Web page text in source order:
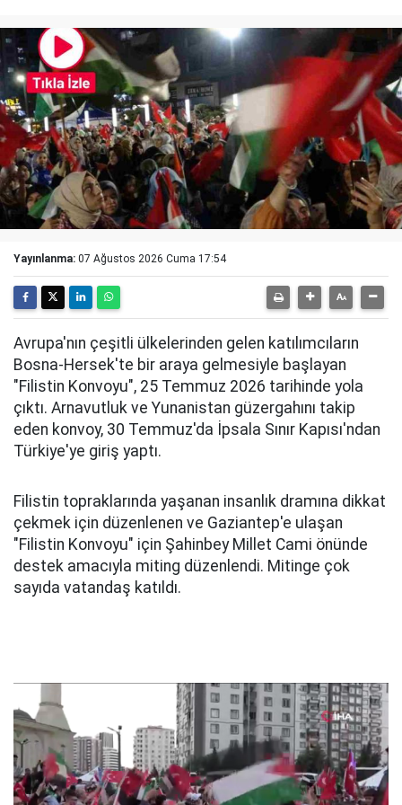
Yayınlanma: 07 Ağustos 2026 Cuma 17:54
Avrupa'nın çeşitli ülkelerinden gelen katılımcıların
Bosna-Hersek'te bir araya gelmesiyle başlayan
"Filistin Konvoyu", 25 Temmuz 2026 tarihinde yola
çıktı. Arnavutluk ve Yunanistan güzergahını takip
eden konvoy, 30 Temmuz'da İpsala Sınır Kapısı'ndan
Türkiye'ye giriş yaptı.
Filistin topraklarında yaşanan insanlık dramına dikkat
çekmek için düzenlenen ve Gaziantep'e ulaşan
"Filistin Konvoyu" için Şahinbey Millet Cami önünde
destek amacıyla miting düzenlendi. Mitinge çok
sayıda vatandaş katıldı.